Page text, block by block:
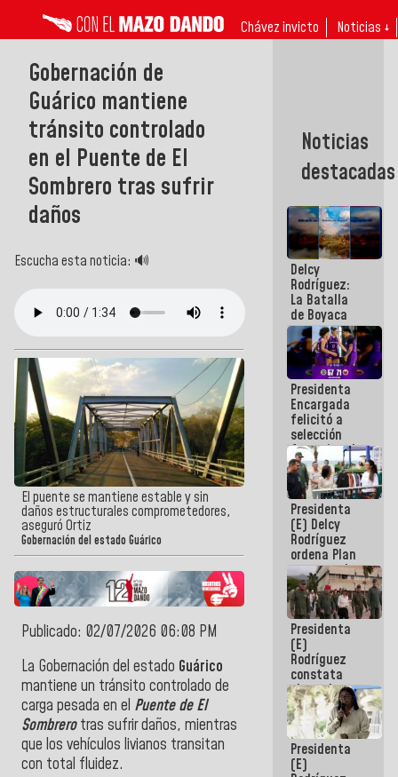
Chávez invicto Noticias ↓
Gobernación de
Guárico mantiene
tránsito controlado
en el Puente de El
Sombrero tras sufrir
daños
Escucha esta noticia: 🔊
El puente se mantiene estable y sin
daños estructurales comprometedores,
aseguró Ortiz
Gobernación del estado Guárico
Publicado: 02/07/2026 06:08 PM
La Gobernación del estado Guárico
mantiene un tránsito controlado de
carga pesada en el Puente de El
Sombrero tras sufrir daños, mientras
que los vehículos livianos transitan
con total fluidez.
Noticias
destacadas
Delcy
Rodríguez:
La Batalla
de Boyaca
representa
un capítulo
decisivo en
la gesta
emancipadora
de nuestra
América
Presidenta
Encargada
felicitó a
selección
femenina de
baloncesto
por su
clasificación
a la
AmeriCup
2027
Presidenta
(E) Delcy
Rodríguez
ordena Plan
maestro de
desarrollo
logístico y
turístico
para La
Guaira
Presidenta
(E)
Rodríguez
constata
obras de
rehabilitación
de Escuela
Militar de
Mamo en La
Guaira
Presidenta
(E)